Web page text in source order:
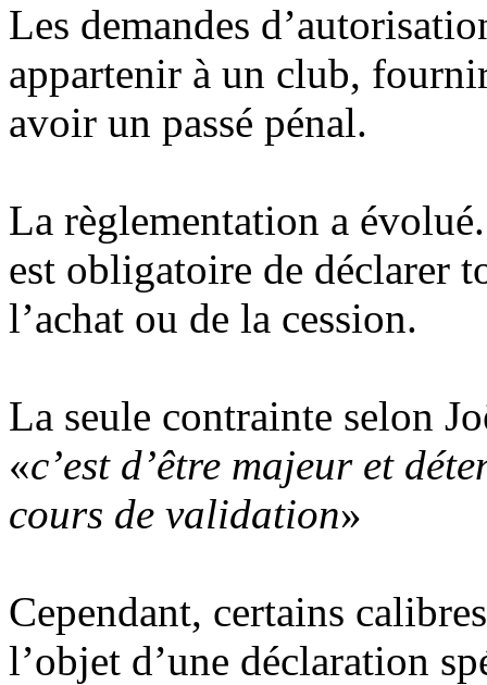
Les demandes
appartenir à un club,
avoir un passé pénal.
La règlementation a
est obligatoire de déclarer
l’achat ou de la cession.
La seule contrainte selon
«c’est d’être majeur et
cours de validation»
Cependant, certains
l’objet d’une déclaration